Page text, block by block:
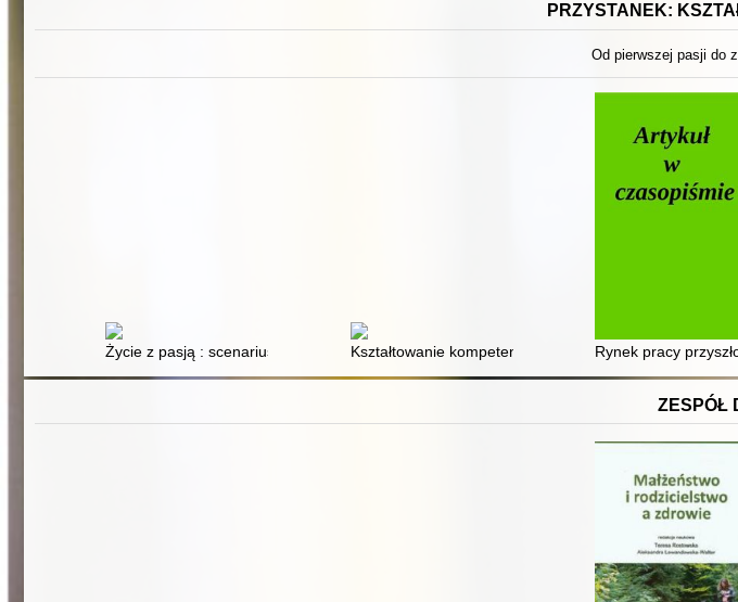
PRZYSTANEK:
Od pierwszej pasji do
Życie z pasją : scenariusz edukacyjny dla młodzieży na temat rozwoju osobistego i
Kształtowanie kompetencji społecznych wobec
Rynek pracy
ZESPÓŁ